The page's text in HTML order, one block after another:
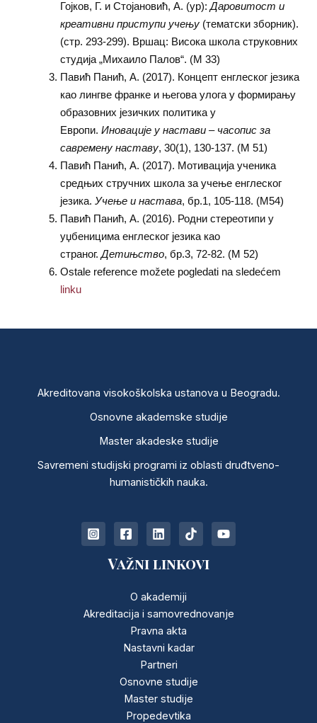
Гојков, Г. и Стојановић, А. (ур):Даровитост и
креативни приступи учењу (тематски зборник).
(стр. 293-299). Вршац: Висока школа струковних
студија „Михаило Палов“. (M 33)
Павић Панић, А. (2017). Концепт енглеског језика
као лингве франке и његова улога у формирању
образовних језичких политика у
Европи. Иновације у настави – часопис за
савремену наставу, 30(1), 130-137. (М 51)
Павић Панић, А. (2017). Мотивација ученика
средњих стручних школа за учење енглеског
језика. Учење и настава, бр.1, 105-118. (M54)
Павић Панић, А. (2016). Родни стереотипи у
уџбеницима енглеског језика као
страног.Детињство, бр.3, 72-82. (М 52)
Ostale reference možete pogledati na sledećem
linku
Akreditovana visokoškolska ustanova u Beogradu.
Osnovne akademske studije
Master akadeske studije
Savremeni studijski programi iz oblasti druđtveno-
humanističkih nauka.
Važni linkovi
O akademiji
Akreditacija i samovrednovanje
Pravna akta
Nastavni kadar
Partneri
Osnovne studije
Master studije
Propedevtika